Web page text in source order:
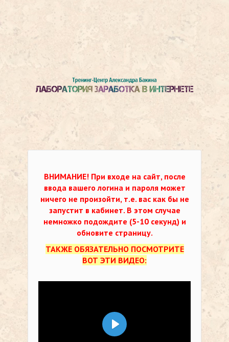
ВНИМАНИЕ! При входе на сайт, после
ввода вашего логина и пароля может
ничего не произойти, т.е. вас как бы не
запустит в кабинет. В этом случае
немножко подождите (5-10 секунд) и
обновите страницу.
ТАКЖЕ ОБЯЗАТЕЛЬНО ПОСМОТРИТЕ
ВОТ ЭТИ ВИДЕО:
Воспроизвести